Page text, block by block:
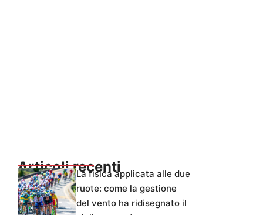
Articoli recentiLa fisica applicata alle due
ruote: come la gestione
del vento ha ridisegnato il